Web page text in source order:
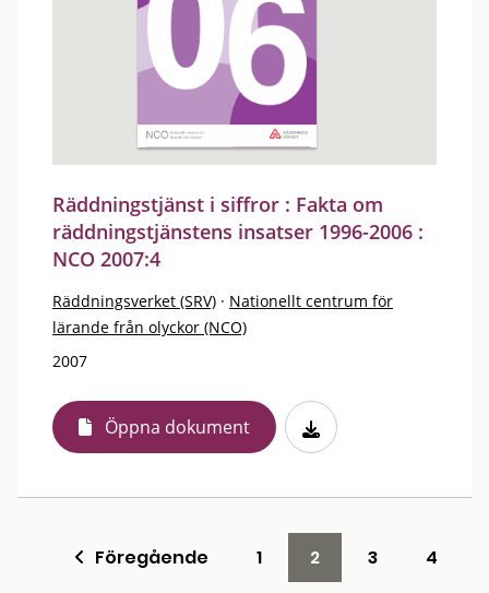
Räddningstjänst i siffror : Fakta om
räddningstjänstens insatser 1996-2006 :
NCO 2007:4
Räddningsverket (SRV) · Nationellt centrum för
lärande från olyckor (NCO)
2007
Öppna dokument
Föregående 1 2 3
4